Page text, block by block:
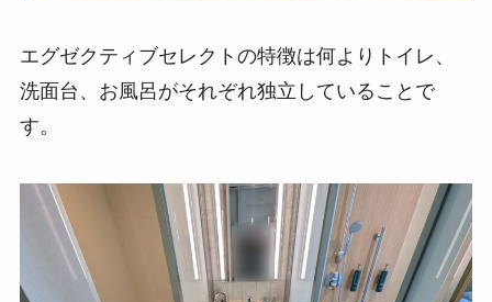
エグゼクティブセレクトの特徴は何よりトイレ、
洗面台、お風呂がそれぞれ独立していることで
す。